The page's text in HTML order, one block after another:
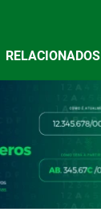
RELACIONADOS